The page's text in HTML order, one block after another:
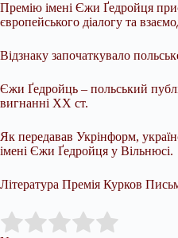
Премію імені Єжи Ґедройця
європейського діалогу та
Відзнаку започаткувало
Єжи Ґедройць – польський
вигнанні XX ст.
Як передавав Укрінформ,
імені Єжи Ґедройця у Вільнюсі.
Література Премія Курков
Rate this item: